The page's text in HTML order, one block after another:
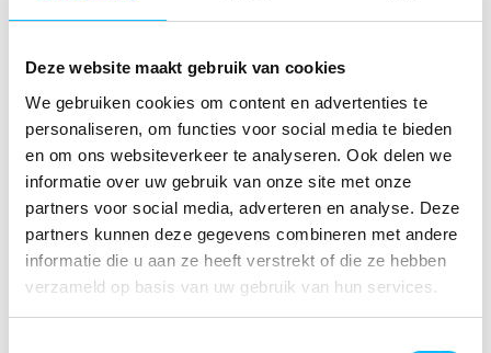
Deze website maakt gebruik van cookies
We gebruiken cookies om content en advertenties te
personaliseren, om functies voor social media te bieden
en om ons websiteverkeer te analyseren. Ook delen we
informatie over uw gebruik van onze site met onze
partners voor social media, adverteren en analyse. Deze
partners kunnen deze gegevens combineren met andere
informatie die u aan ze heeft verstrekt of die ze hebben
verzameld op basis van uw gebruik van hun services.
*Gratis verzending vanaf €150,- exclusief BTW
Kies kleur/maat
€ 17 ,40 € 22,31 excl BTW
€ 21,06 € 27 ,- incl BTW